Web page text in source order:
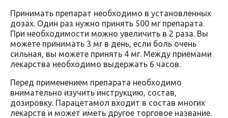
Принимать препарат необходимо в установленных
дозах. Один раз нужно принять 500 мг препарата.
При необходимости можно увеличить в 2 раза. Вы
можете принимать 3 мг в день, если боль очень
сильная, вы можете принять 4 мг. Между приемами
лекарства необходимо выдержать 6 часов.
Перед применением препарата необходимо
внимательно изучить инструкцию, состав,
дозировку. Парацетамол входит в состав многих
лекарств и может иметь другое торговое название.